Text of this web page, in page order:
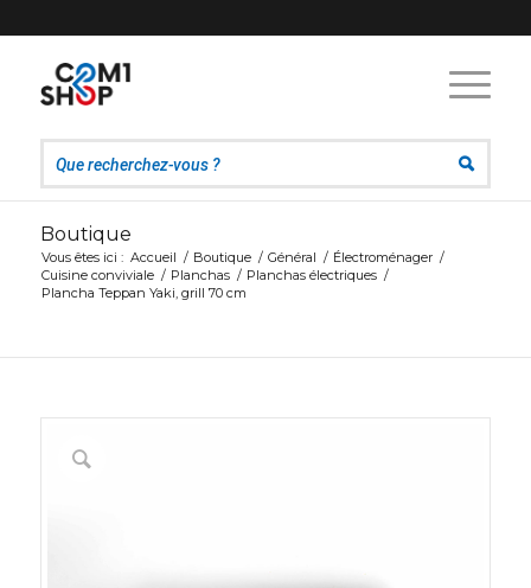
Boutique
Vous êtes ici : Accueil / Boutique / Général / Électroménager /
Cuisine conviviale / Planchas / Planchas électriques /
Plancha Teppan Yaki, grill 70 cm